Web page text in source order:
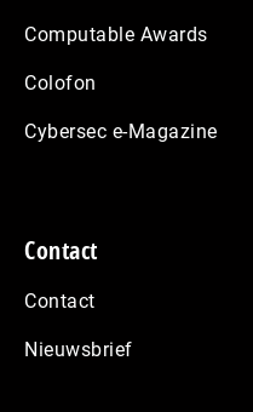
Computable Awards
Colofon
Cybersec e-Magazine
Contact
Contact
Nieuwsbrief